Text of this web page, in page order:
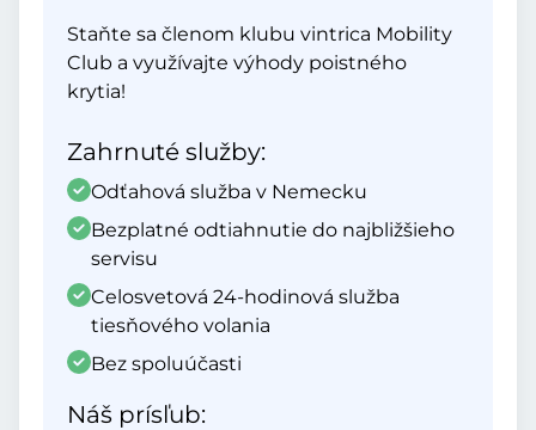
Staňte sa členom klubu vintrica Mobility
Club a využívajte výhody poistného
krytia!
Zahrnuté služby:
Odťahová služba v Nemecku
Bezplatné odtiahnutie do najbližšieho
servisu
Celosvetová 24-hodinová služba
tiesňového volania
Bez spoluúčasti
Náš prísľub: